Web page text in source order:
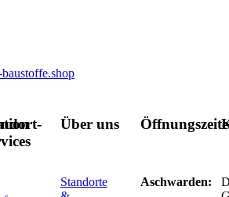
Über uns
Standorte
Aschwarden: